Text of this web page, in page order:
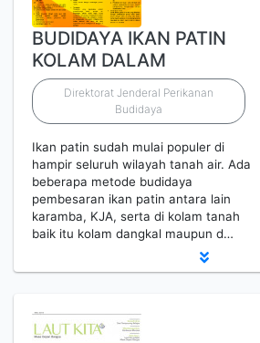
BUDIDAYA IKAN PATIN
KOLAM DALAM
Direktorat Jenderal Perikanan
Budidaya
Ikan patin sudah mulai populer di
hampir seluruh wilayah tanah air. Ada
beberapa metode budidaya
pembesaran ikan patin antara lain
karamba, KJA, serta di kolam tanah
baik itu kolam dangkal maupun d…